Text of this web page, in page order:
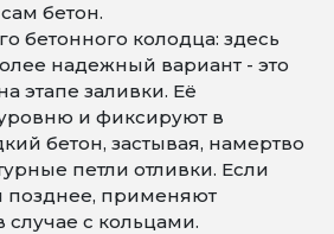
бетон.
бетонного колодца: здесь
надежный вариант - это
этапе заливки. Её
и фиксируют в
бетон, застывая, намертво
петли отливки. Если
позднее, применяют
случае с кольцами.